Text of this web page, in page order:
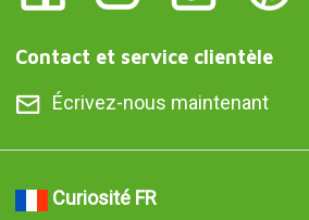
Contact et service clientèle
Écrivez-nous maintenant
Curiosité FR